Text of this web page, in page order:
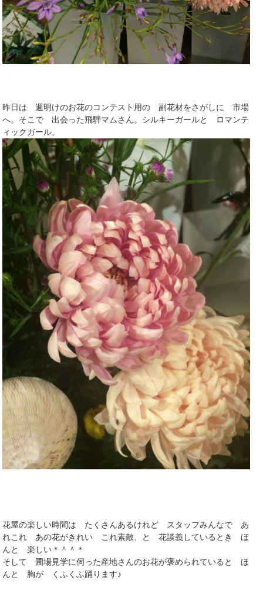
昨日は 週明けのお花のコンテスト用の 副花材をさがしに 市場
へ。そこで 出会った飛騨マムさん。シルキーガールと ロマンテ
ィックガール。
花屋の楽しい時間は たくさんあるけれど スタッフみんなで あ
れこれ あの花がきれい これ素敵、と 花談義しているとき ほ
んと 楽しい＊＾＾＊
そして 圃場見学に伺った産地さんのお花が褒められていると ほ
んと 胸が くふくふ踊ります♪